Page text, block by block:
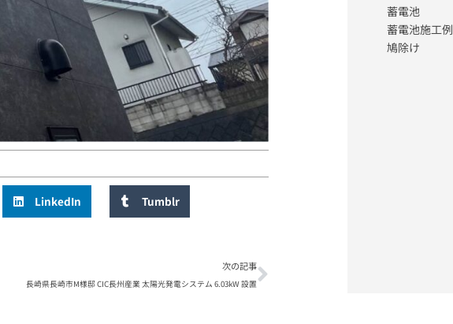
LinkedIn Tumblr
次の記事
長崎県長崎市M様邸 CIC長州産業 太陽光発電システム 6.03kW 設置
蓄電池
蓄電池施工例
鳩除け